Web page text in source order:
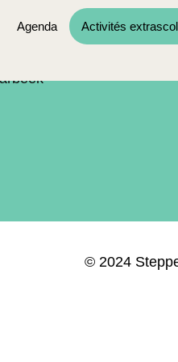
Agenda Activités
© 2024